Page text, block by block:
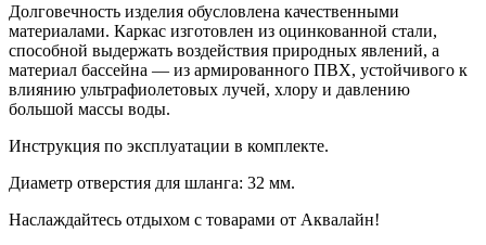
Долговечность изделия обусловлена качественными
материалами. Каркас изготовлен из оцинкованной стали,
способной выдержать воздействия природных явлений, а
материал бассейна — из армированного ПВХ, устойчивого к
влиянию ультрафиолетовых лучей, хлору и давлению
большой массы воды.
Инструкция по эксплуатации в комплекте.
Диаметр отверстия для шланга: 32 мм.
Наслаждайтесь отдыхом с товарами от Аквалайн!